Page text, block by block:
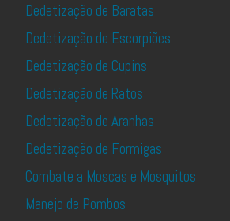
Dedetização de Baratas
Dedetização de Escorpiões
Dedetização de Cupins
Dedetização de Ratos
Dedetização de Aranhas
Dedetização de Formigas
Combate a Moscas e Mosquitos
Manejo de Pombos